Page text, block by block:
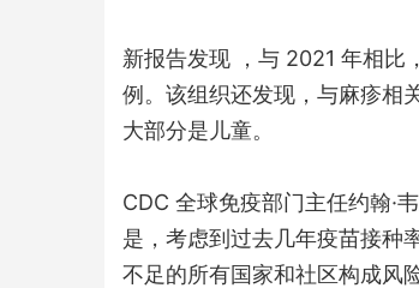
新报告发现 ，与 2021 年相比
例。该组织还发现，与麻疹相
大部分是儿童。
CDC 全球免疫部门主任约翰·
是，考虑到过去几年疫苗接种
不足的所有国家和社区构成风